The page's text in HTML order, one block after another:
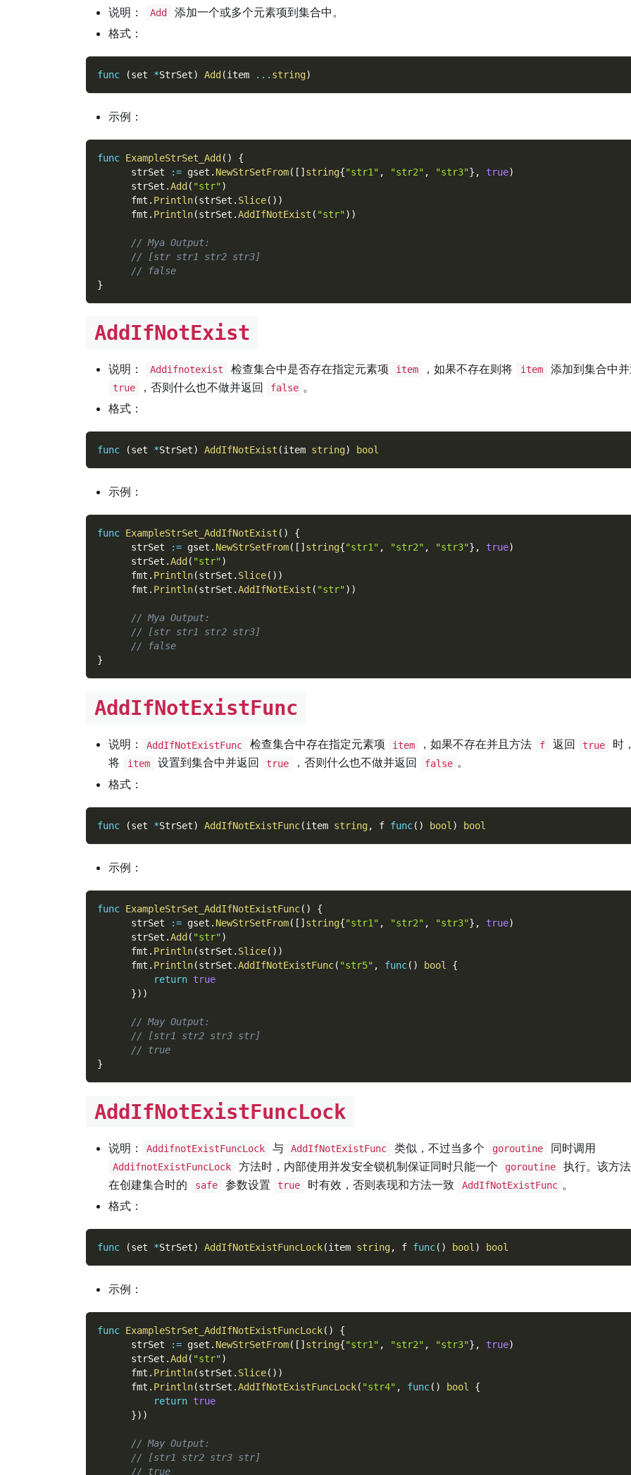
说明： Add
添加一个或多个元素项到集合中。
格式：
func (set *StrSet) Add (item ... string)
示例：
func ExampleStrSet_Add ( )
{
      strSet
:= gset . NewStrSetFrom( [ ] string{"str1" , "str2" , "str3"} , true)
      strSet
.Add ( "str")
      fmt
. Println(strSet . Slice( ) )
      fmt
. Println(strSet .AddIfNotExist ( "str") )
// Mya Output:
// [str str1 str2 str3]
// false
}
AddIfNotExist
说明： Addifnotexist 检查集合中是否存在指定元素项 item ，如果不存在则将 item 添加到集合中
true ，否则什么也不做并返回 false 。
格式：
func (set *StrSet) AddIfNotExist (item string) bool
示例：
func ExampleStrSet_AddIfNotExist ( )
{
      strSet
:= gset . NewStrSetFrom( [ ] string{"str1" , "str2" , "str3"} , true)
      strSet
.Add ( "str")
      fmt
. Println(strSet . Slice( ) )
      fmt
. Println(strSet .AddIfNotExist ( "str") )
// Mya Output:
// [str str1 str2 str3]
// false
}
AddIfNotExistFunc
说明： AddIfNotExistFunc 检查集合中存在指定元素项 item ，如果不存在并且方法 f 返回 true
时
将
item 设置到集合中并返回 true ，否则什么也不做并返回 false 。
格式：
func (set *StrSet) AddIfNotExistFunc(item string, f func( ) bool ) bool
示例：
func ExampleStrSet_AddIfNotExistFunc( )
{
      strSet
:= gset . NewStrSetFrom( [ ]string{"str1" , "str2" , "str3"} , true)
      strSet
.Add( "str")
      fmt
. Println(strSet . Slice( ) )
      fmt
. Println(strSet .AddIfNotExistFunc( "str5" , func( ) bool
{
return true
}) )
// May Output:
// [str1 str2 str3 str]
// true
}
AddIfNotExistFuncLock
说明： AddifnotExistFuncLock 与 AddIfNotExistFunc 类似，不过当多个 goroutine 同时调用
AddifnotExistFuncLock 方法时，内部使用并发安全锁机制保证同时只能一个 goroutine
执行。该方
在创建集合时的
safe 参数设置 true 时有效，否则表现和方法一致 AddIfNotExistFunc 。
格式：
func (set *StrSet) AddIfNotExistFuncLock(item string, f func( ) bool ) bool
示例：
func ExampleStrSet_AddIfNotExistFuncLock( )
{
      strSet
:= gset . NewStrSetFrom( [ ] string{"str1" , "str2" , "str3"} , true)
      strSet
.Add ( "str")
      fmt
. Println(strSet . Slice( ) )
      fmt
. Println(strSet .AddIfNotExistFuncLock( "str4" , func( ) bool
{
return true
}) )
// May Output:
// [str1 str2 str3 str]
// true